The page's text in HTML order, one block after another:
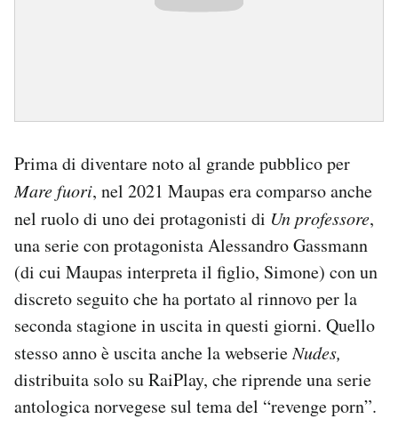
Prima di diventare noto al grande pubblico per
Mare fuori, nel 2021 Maupas era comparso anche
nel ruolo di uno dei protagonisti di Un professore,
una serie con protagonista Alessandro Gassmann
(di cui Maupas interpreta il figlio, Simone) con un
discreto seguito che ha portato al rinnovo per la
seconda stagione in uscita in questi giorni. Quello
stesso anno è uscita anche la webserieNudes,
distribuita solo su RaiPlay, che riprende una serie
antologica norvegese sul tema del “revenge porn”.